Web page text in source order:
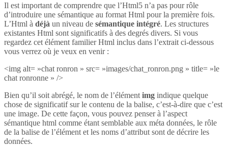
Il est important de comprendre que l’Html5 n’a pas pour rôle
d’introduire une sémantique au format Html pour la première fois.
L’Html à déjà un niveau de sémantique intégré. Les structures
existantes Html sont significatifs à des degrés divers. Si vous
regardez cet élément familier Html inclus dans l’extrait ci-dessous
vous verrez où je veux en venir :
<img alt= »chat ronron » src= »images/chat_ronron.png » title= »le
chat ronronne » />
Bien qu’il soit abrégé, le nom de l’élément img indique quelque
chose de significatif sur le contenu de la balise, c’est-à-dire que c’est
une image. De cette façon, vous pouvez penser à l’aspect
sémantique html comme étant semblable aux méta données, le rôle
de la balise de l’élément et les noms d’attribut sont de décrire les
données.